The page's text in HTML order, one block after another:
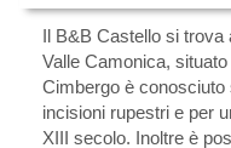
Il B&B Castello si trova
Valle Camonica,
Cimbergo è conosciuto
incisioni rupestri e per
XIII secolo. Inoltre è